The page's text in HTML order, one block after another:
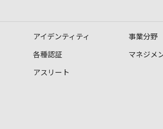
アイデンティティ
事業分野
各種認証
マネジメ
アスリート